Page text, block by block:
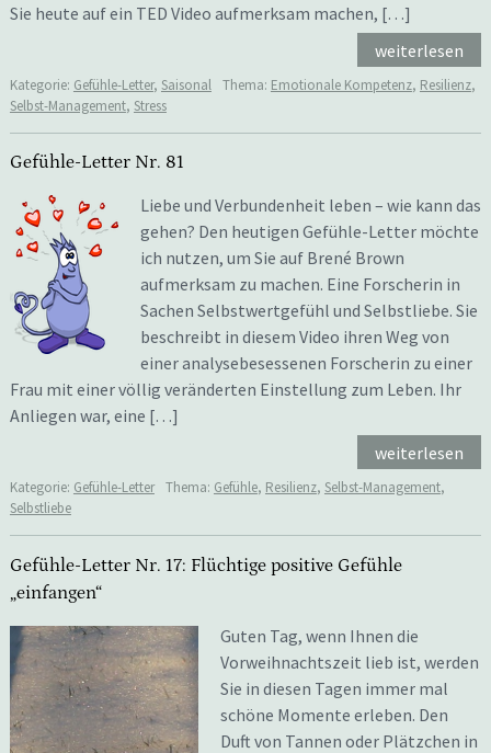
Sie heute auf ein TED Video aufmerksam machen, […]
weiterlesen
Kategorie: Gefühle-Letter, Saisonal Thema: Emotionale Kompetenz, Resilienz,
Selbst-Management, Stress
Gefühle-Letter Nr. 81
Liebe und Verbundenheit leben – wie kann das
gehen? Den heutigen Gefühle-Letter möchte
ich nutzen, um Sie auf Brené Brown
aufmerksam zu machen. Eine Forscherin in
Sachen Selbstwertgefühl und Selbstliebe. Sie
beschreibt in diesem Video ihren Weg von
einer analysebesessenen Forscherin zu einer
Frau mit einer völlig veränderten Einstellung zum Leben. Ihr
Anliegen war, eine […]
weiterlesen
Kategorie: Gefühle-Letter Thema: Gefühle, Resilienz, Selbst-Management,
Selbstliebe
Gefühle-Letter Nr. 17: Flüchtige positive Gefühle
„einfangen“
Guten Tag, wenn Ihnen die
Vorweihnachtszeit lieb ist, werden
Sie in diesen Tagen immer mal
schöne Momente erleben. Den
Duft von Tannen oder Plätzchen in